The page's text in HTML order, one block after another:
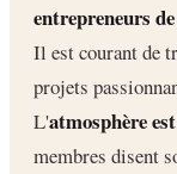
entrepreneurs
Il est courant de
projets
L'atmosphère
membres disent